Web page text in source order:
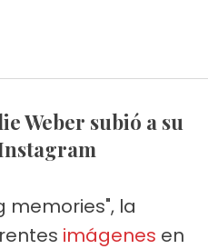
memories", la
imágenes en